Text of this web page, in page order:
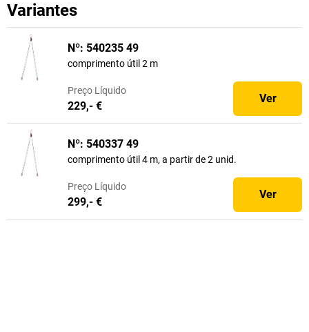
Variantes
Nº: 540235 49
comprimento útil 2 m
Preço Líquido
229,- €
Ver
Nº: 540337 49
comprimento útil 4 m, a partir de 2 unid.
Preço Líquido
299,- €
Ver